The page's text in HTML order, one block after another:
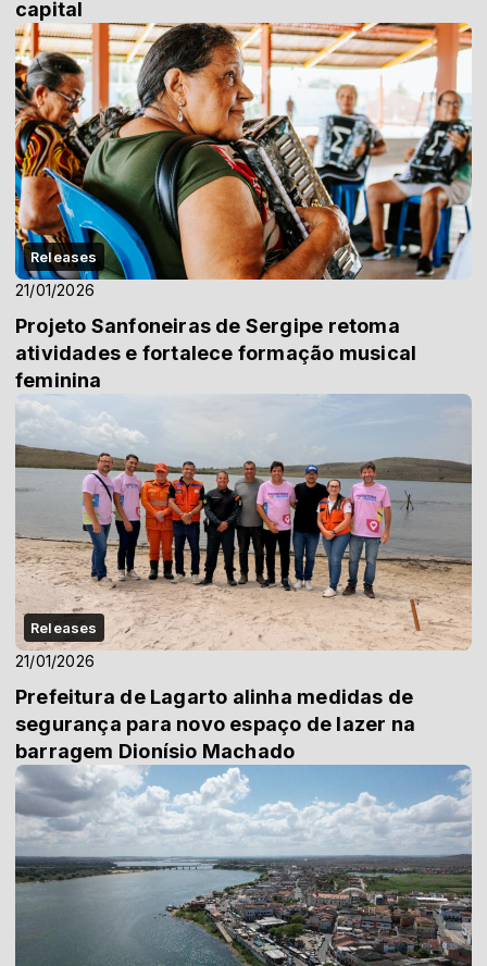
capital
Releases
21/01/2026
Projeto Sanfoneiras de Sergipe retoma
atividades e fortalece formação musical
feminina
Releases
21/01/2026
Prefeitura de Lagarto alinha medidas de
segurança para novo espaço de lazer na
barragem Dionísio Machado